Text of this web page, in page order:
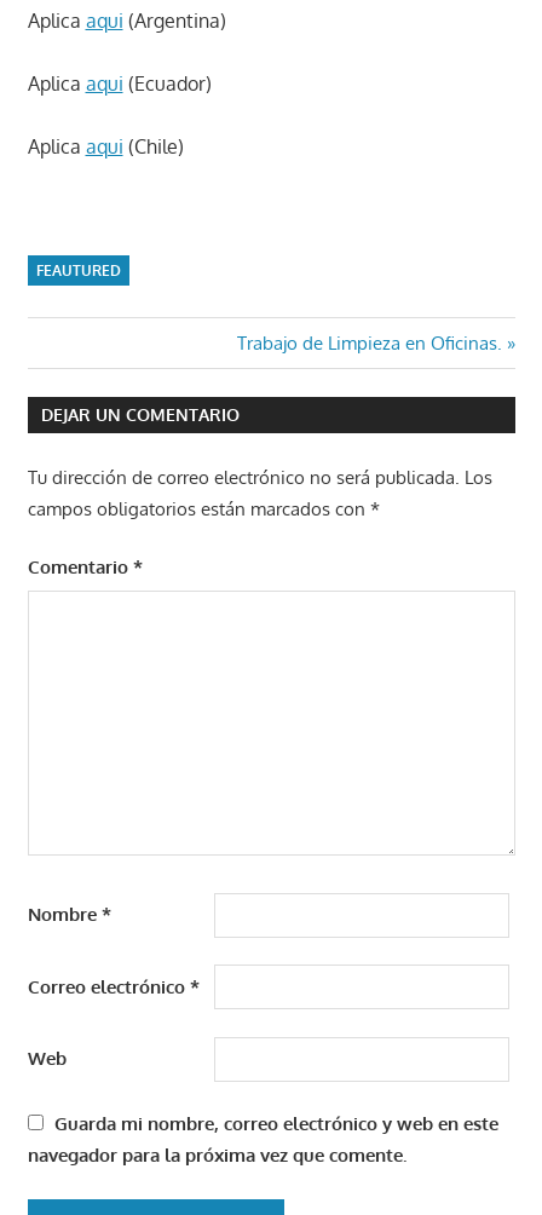
Aplica aqui (Argentina)
Aplica aqui (Ecuador)
Aplica aqui (Chile)
FEAUTURED
de
entradas
Entrada
siguiente:
Trabajo de Limpieza en Oficinas.
DEJAR UN COMENTARIO
Tu dirección de correo electrónico no será publicada. Los
campos obligatorios están marcados con *
Comentario *
Nombre *
Correo electrónico *
Web
Guarda mi nombre, correo electrónico y web en este
navegador para la próxima vez que comente.